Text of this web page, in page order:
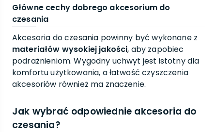
Główne cechy dobrego akcesorium do
czesania
Akcesoria do czesania powinny być wykonane z
materiałów wysokiej jakości, aby zapobiec
podrażnieniom. Wygodny uchwyt jest istotny dla
komfortu użytkowania, a łatwość czyszczenia
akcesoriów również ma znaczenie.
Jak wybrać odpowiednie akcesoria do
czesania?